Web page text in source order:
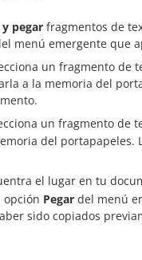
pegar fragmentos de
menú emergente que
un fragmento de
a la memoria del
un fragmento de
del
el lugar en tu
opción Pegar del menú
sido copiados